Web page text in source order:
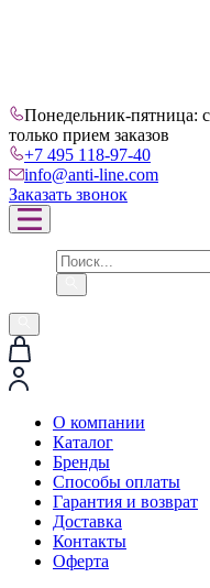
Понедельник-пятница:
только прием заказов
+7 495 118-97-40
info@anti-line.com
Заказать звонок
О компании
Каталог
Бренды
Способы оплаты
Гарантия и возврат
Доставка
Контакты
Оферта